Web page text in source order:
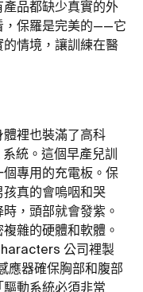
品都缺少真實的外
，保羅是完美的——它
情境，讓訓練在醫
裡也裝滿了高科
統。這個早產兒訓
專用的充電板。保
真的會嗚咽和哭
，頭部就會發紫。
雜的硬體和軟體。
公司裡製
應器確保胸部和腹部
動系統必須非常